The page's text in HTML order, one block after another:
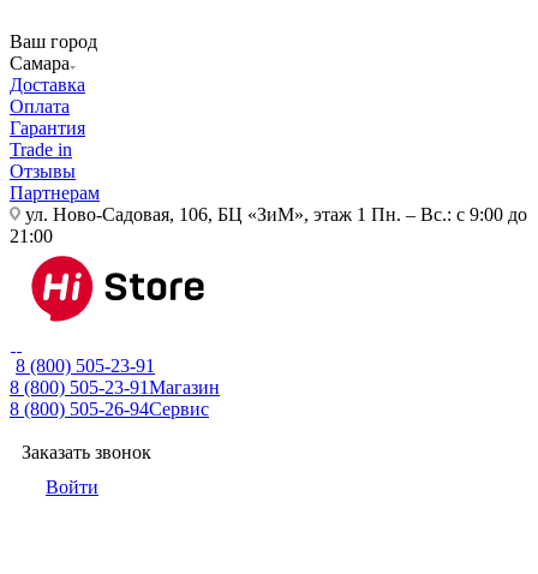
Ваш город
Самара
Доставка
Оплата
Гарантия
Trade in
Отзывы
Партнерам
ул. Ново-Садовая, 106, БЦ «ЗиМ», этаж 1 Пн. – Вс.: с 9:00 до
21:00
8 (800) 505-23-91
8 (800) 505-23-91Магазин
8 (800) 505-26-94Сервис
Заказать звонок
Войти